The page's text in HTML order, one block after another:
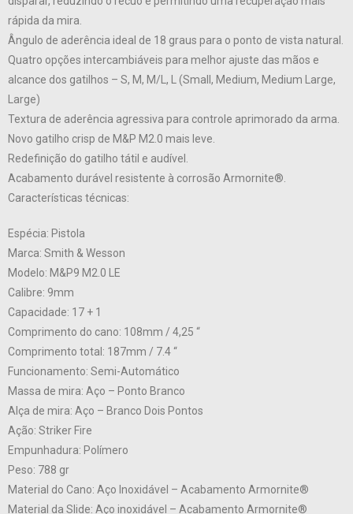
rápida da mira.
Ângulo de aderência ideal de 18 graus para o ponto de vista natural.
Quatro opções intercambiáveis ​​para melhor ajuste das mãos e
alcance dos gatilhos – S, M, M/L, L (Small, Medium, Medium Large,
Large)
Textura de aderência agressiva para controle aprimorado da arma.
Novo gatilho crisp de M&P M2.0 mais leve.
Redefinição do gatilho tátil e audível.
Acabamento durável resistente à corrosão Armornite®.
Características técnicas:
Espécia: Pistola
Marca: Smith & Wesson
Modelo: M&P9 M2.0 LE
Calibre: 9mm
Capacidade: 17 + 1
Comprimento do cano: 108mm / 4,25 “
Comprimento total: 187mm / 7.4 “
Funcionamento: Semi-Automático
Massa de mira: Aço – Ponto Branco
Alça de mira: Aço – Branco Dois Pontos
Ação: Striker Fire
Empunhadura: Polímero
Peso: 788 gr
Material do Cano: Aço Inoxidável – Acabamento Armornite®
Material da Slide: Aço inoxidável – Acabamento Armornite®